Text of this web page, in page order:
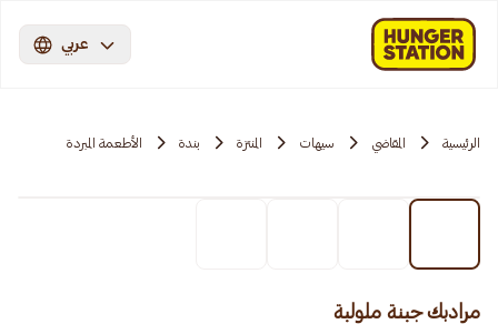
عربي
الرئيسية المقاضي سيهات المنتزة بندة الأطعمة المبردة
مرادبك جبنة ملولبة